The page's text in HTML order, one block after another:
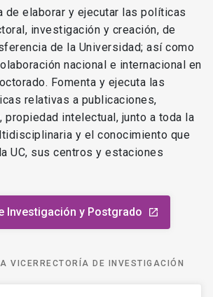
de elaborar y ejecutar las políticas
investigación y creación, de
de la Universidad; así como
nacional e internacional en
Fomenta y ejecuta las
relativas a publicaciones,
propiedad intelectual, junto a toda la
y el conocimiento que
UC, sus centros y estaciones
Investigación y Postgrado launch
VICERRECTORÍA DE INVESTIGACIÓN